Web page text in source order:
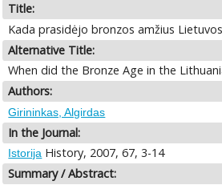
Title:
Kada prasidėjo bronzos amžius
Alternative Title:
When did the Bronze Age in the
Authors:
Girininkas, Algirdas
In the Journal:
Istorija History, 2007, 67, 3-14
Summary / Abstract: